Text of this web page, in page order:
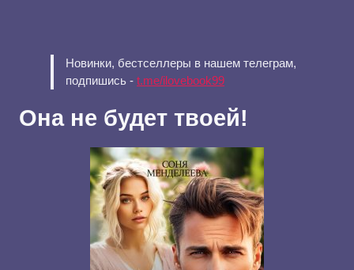
Новинки, бестселлеры в нашем телеграм,
подпишись - t.me/ilovebook99
Она не будет твоей!